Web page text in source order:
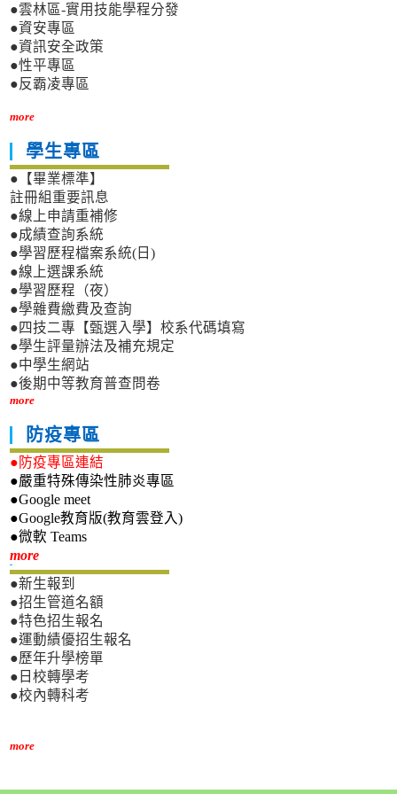
●雲林區-實用技能學程分發
●資安專區
●資訊安全政策
●性平專區
●反霸凌專區
more
學生專區
●【畢業標準】
註冊組重要訊息
●線上申請重補修
●成績查詢系統
●學習歷程檔案系統(日)
●線上選課系統
●學習歷程（夜）
●學雜費繳費及查詢
●四技二專【甄選入學】校系代碼填寫
●學生評量辦法及補充規定
●中學生網站
●後期中等教育普查問卷
more
防疫專區
●防疫專區連結
●嚴重特殊傳染性肺炎專區
●Google meet
●Google教育版(教育雲登入)
●微軟 Teams
more新生專區
●新生報到
●招生管道名額
●特色招生報名
●運動績優招生報名
●歷年升學榜單
●日校轉學考
●校內轉科考
more